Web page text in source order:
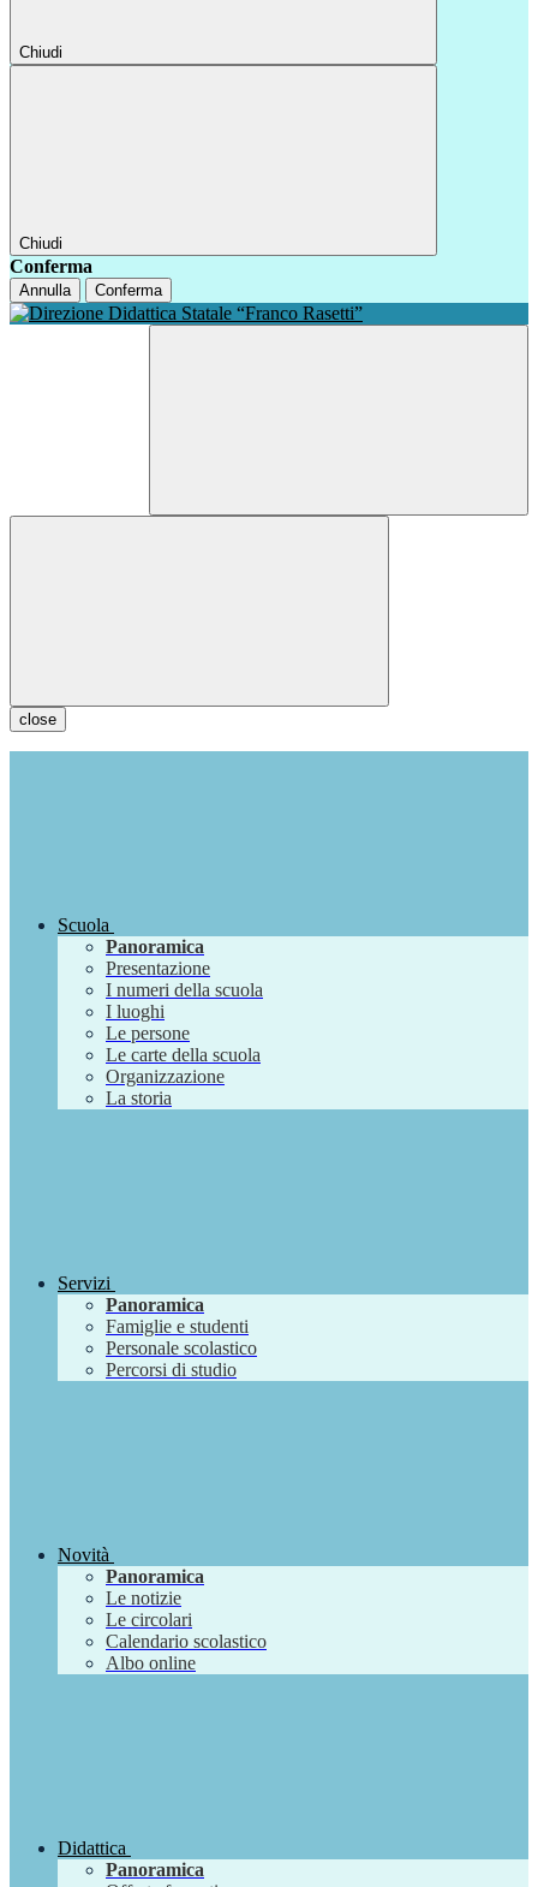
Chiudi
Chiudi
Conferma
Annulla Conferma
close
Scuola
Panoramica
Presentazione
I numeri della scuola
I luoghi
Le persone
Le carte della scuola
Organizzazione
La storia
Servizi
Panoramica
Famiglie e studenti
Personale scolastico
Percorsi di studio
Novità
Panoramica
Le notizie
Le circolari
Calendario scolastico
Albo online
Didattica
Panoramica